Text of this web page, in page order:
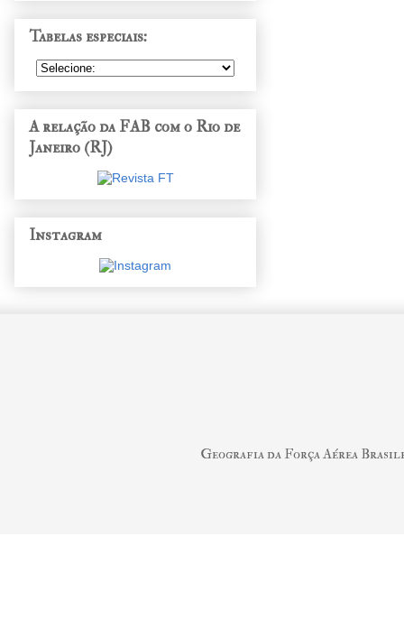
Tabelas especiais:
A relação da FAB com o Rio de
Janeiro (RJ)
Instagram
Geografia da Força Aérea